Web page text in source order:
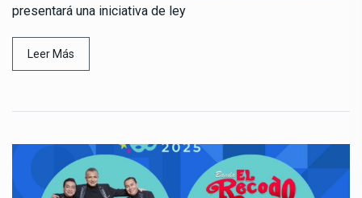
presentará una iniciativa de ley
Leer Más